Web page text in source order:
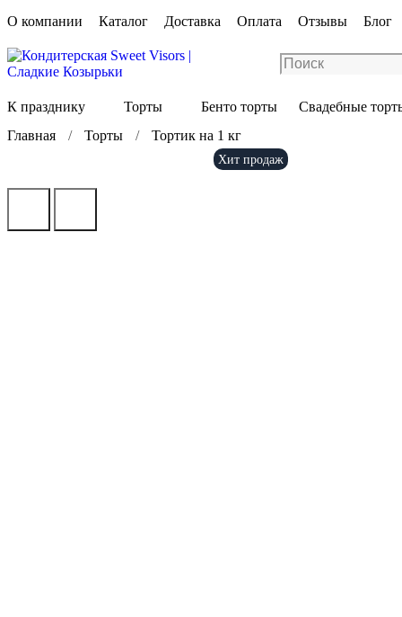
О компании Каталог Доставка Оплата Отзывы Блог
К празднику Торты Бенто торты
Свадебные
Главная
Торты Тортик на 1 кг
Хит продаж